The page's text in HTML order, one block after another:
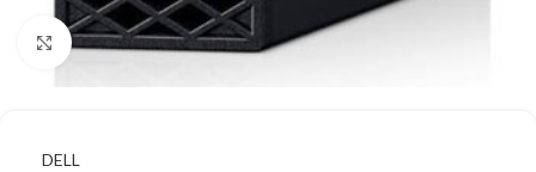
Κάντε κλικ για μεγέθυνση
DELL